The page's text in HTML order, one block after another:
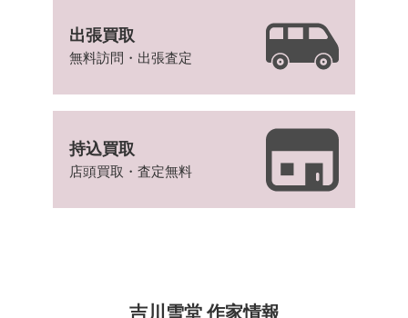
出張買取
無料訪問・出張査定
持込買取
店頭買取・査定無料
吉川雪堂 作家情報